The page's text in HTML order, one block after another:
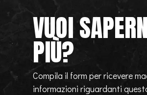
VUOI
PIÙ?
Compila il form per ricevere
informazioni riguardanti